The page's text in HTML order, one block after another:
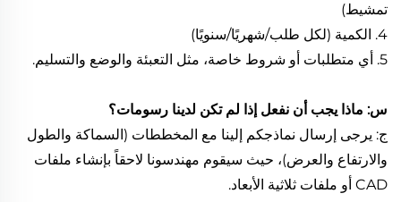
تمشيط)
4. الكمية (لكل طلب/شهريًا/سنويًا)
5. أي متطلبات أو شروط خاصة، مثل التعبئة والوضع والتسليم.
س: ماذا يجب أن نفعل إذا لم تكن لدينا رسومات؟
ج: يرجى إرسال نماذجكم إلينا مع المخططات (السماكة والطول
والارتفاع والعرض)، حيث سيقوم مهندسونا لاحقاً بإنشاء ملفات
CAD أو ملفات ثلاثية الأبعاد.